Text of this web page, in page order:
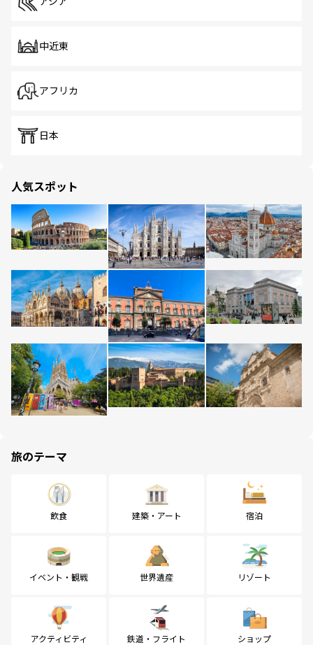
中近東
アフリカ
日本
人気スポット
旅のテーマ
飲食 建築・アート 宿泊
イベント・観戦 世界遺産 リゾート
アクティビティ 鉄道・フライト ショップ